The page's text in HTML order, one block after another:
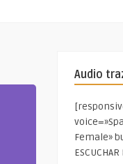
Audio
Female»
ESCUCHAR